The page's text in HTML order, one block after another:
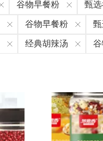
谷物早餐粉 甄
谷物早餐粉
经典胡辣汤